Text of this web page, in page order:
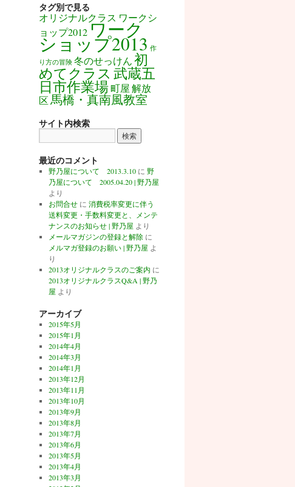
タグ別で見る
オリジナルクラス ワークシ
ョップ2012ワーク
ショップ2013 作
り方の冒険 冬のせっけん初
めてクラス 武蔵五
日市作業場町屋解放
区馬橋・真南風教室
サイト内検索
最近のコメント
野乃屋について 2013.3.10に 野
乃屋について 2005.04.20 | 野乃屋
より
お問合せに 消費税率変更に伴う
送料変更・手数料変更と、メンテ
ナンスのお知らせ | 野乃屋 より
メールマガジンの登録と解除に
メルマガ登録のお願い | 野乃屋 よ
り
2013オリジナルクラスのご案内 に
2013オリジナルクラスQ&A | 野乃
屋 より
アーカイブ
2015年5月
2015年1月
2014年4月
2014年3月
2014年1月
2013年12月
2013年11月
2013年10月
2013年9月
2013年8月
2013年7月
2013年6月
2013年5月
2013年4月
2013年3月